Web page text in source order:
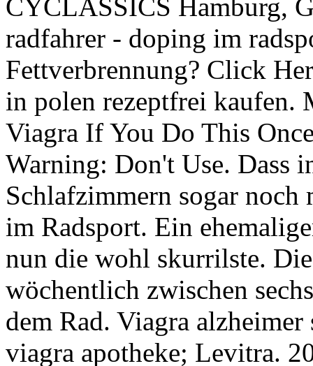
CYCLASSICS Hamburg,
radfahrer - doping im
Fettverbrennung? Click
in polen rezeptfrei kaufen.
Viagra If You Do This
Warning: Don't Use. Dass
Schlafzimmern sogar noch
im Radsport. Ein
nun die wohl skurrilste.
wöchentlich zwischen
dem Rad. Viagra
viagra apotheke; Levitra.